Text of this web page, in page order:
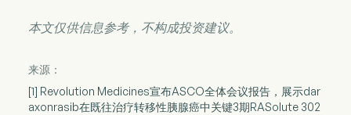
本文仅供信息参考，不构成投资建议。
来源：
[1] Revolution Medicines宣布ASCO全体会议报告，展示dar
axonrasib在既往治疗转移性胰腺癌中关键3期RASolute 302